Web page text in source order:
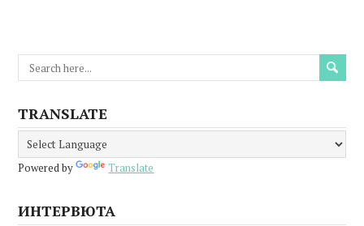
TRANSLATE
Powered by Translate
ИНТЕРВЮТА